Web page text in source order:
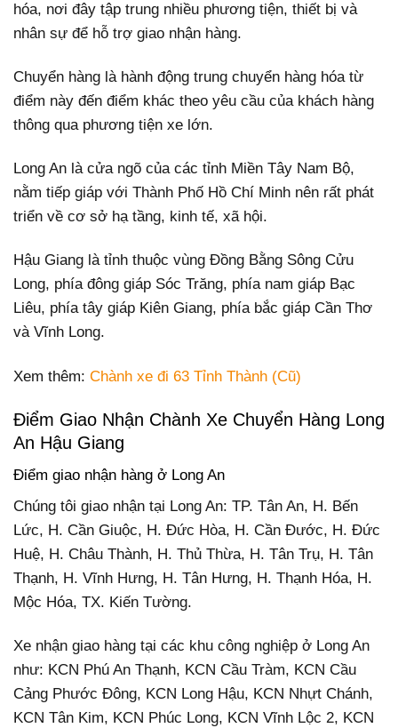
hóa, nơi đây tập trung nhiều phương tiện, thiết bị và
nhân sự để hỗ trợ giao nhận hàng.
Chuyển hàng là hành động trung chuyển hàng hóa từ
điểm này đến điểm khác theo yêu cầu của khách hàng
thông qua phương tiện xe lớn.
Long An là cửa ngõ của các tỉnh Miền Tây Nam Bộ,
nằm tiếp giáp với Thành Phố Hồ Chí Minh nên rất phát
triển về cơ sở hạ tầng, kinh tế, xã hội.
Hậu Giang là tỉnh thuộc vùng Đồng Bằng Sông Cửu
Long, phía đông giáp Sóc Trăng, phía nam giáp Bạc
Liêu, phía tây giáp Kiên Giang, phía bắc giáp Cần Thơ
và Vĩnh Long.
Xem thêm: Chành xe đi 63 Tỉnh Thành (Cũ)
Điểm Giao Nhận Chành Xe Chuyển Hàng Long
An Hậu Giang
Điểm giao nhận hàng ở Long An
Chúng tôi giao nhận tại Long An: TP. Tân An, H. Bến
Lức, H. Cần Giuộc, H. Đức Hòa, H. Cần Đước, H. Đức
Huệ, H. Châu Thành, H. Thủ Thừa, H. Tân Trụ, H. Tân
Thạnh, H. Vĩnh Hưng, H. Tân Hưng, H. Thạnh Hóa, H.
Mộc Hóa, TX. Kiến Tường.
Xe nhận giao hàng tại các khu công nghiệp ở Long An
như: KCN Phú An Thạnh, KCN Cầu Tràm, KCN Cầu
Cảng Phước Đông, KCN Long Hậu, KCN Nhựt Chánh,
KCN Tân Kim, KCN Phúc Long, KCN Vĩnh Lộc 2, KCN